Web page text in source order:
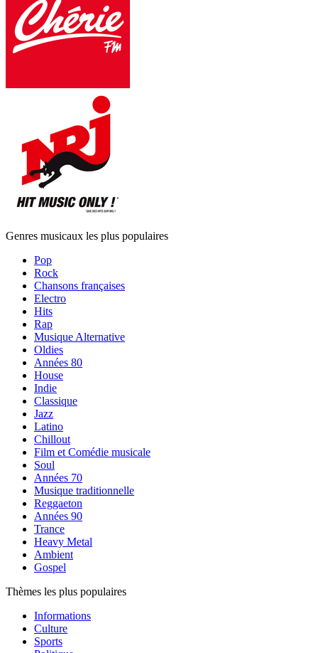
Genres musicaux les plus populaires
Pop
Rock
Chansons françaises
Electro
Hits
Rap
Musique Alternative
Oldies
Années 80
House
Indie
Classique
Jazz
Latino
Chillout
Film et Comédie musicale
Soul
Années 70
Musique traditionnelle
Reggaeton
Années 90
Trance
Heavy Metal
Ambient
Gospel
Thèmes les plus populaires
Informations
Culture
Sports